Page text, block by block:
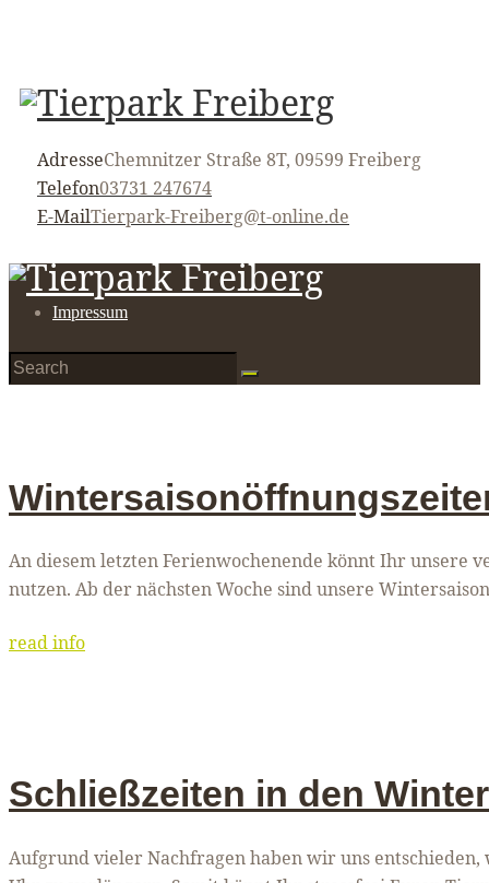
AdresseChemnitzer Straße 8T, 09599 Freiberg
Telefon03731 247674
E-MailTierpark-Freiberg@t-online.de
Impressum
An diesem letzten Ferienwochenende könnt Ihr unsere
nutzen. Ab der nächsten Woche sind unsere
read info
Schließzeiten in den
Aufgrund vieler Nachfragen haben wir uns